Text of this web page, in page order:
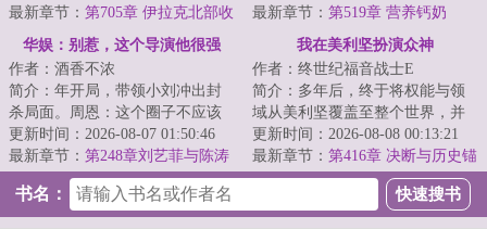
最新章节： 第705章 伊拉克北部收
最新章节： 第519章 营养钙奶
华娱：别惹，这个导演他很强
作者：酒香不浓
简介：年开局，带领小刘冲出封
杀局面。周恩：这个圈子不应该
这么烂，我想为影视圈立几条规
矩。第一：爱国...
更新时间：2026-08-07 01:50:46
最新章节： 第248章刘艺菲与陈涛
献祭整个行业
我在美利坚扮演众神
作者：终世纪福音战士E
简介：多年后，终于将权能与领
域从美利坚覆盖至整个世界，并
向世界之外开始探索的林克，或
许会想起，与首...
更新时间：2026-08-08 00:13:21
最新章节： 第416章 决断与历史锚
点，后人的智慧与脱胎换骨的狩
书名：